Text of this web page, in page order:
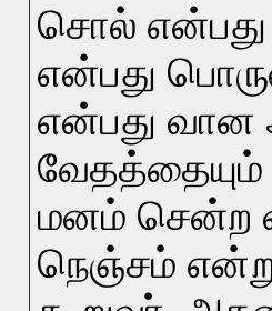
சொல்
என்பது
என்பது வான
மனம் சென்ற
நெஞ்சம்